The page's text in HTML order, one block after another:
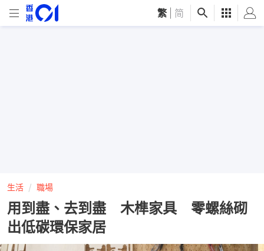
繁 简
生活 職場
用到盡、去到盡 木榫家具 零螺絲砌
出低碳環保家居